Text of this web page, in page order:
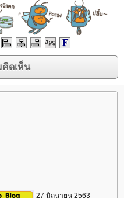
27 มิถุนายน 2563